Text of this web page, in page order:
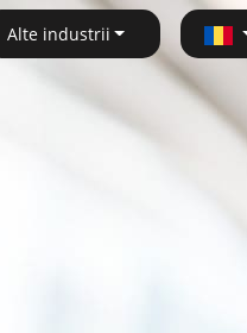
Alte industrii